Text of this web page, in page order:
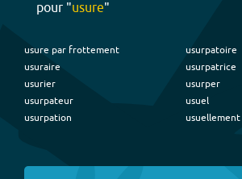
pour "usure"
usure par frottement
usuraire
usurier
usurpateur
usurpation
usurpatoire
usurpatrice
usurper
usuel
usuellement